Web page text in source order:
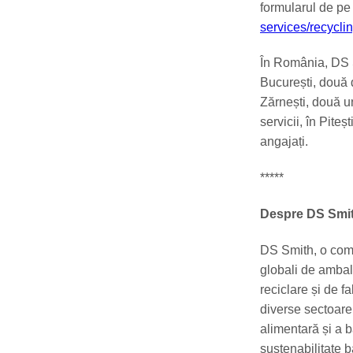
formularul de
services/
În România,
București, două
Zărnești, două
servicii, în
angajați.
*****
Despre DS
DS Smith, o
globali de
reciclare și de
diverse
alimentară și a
sustenabilitate